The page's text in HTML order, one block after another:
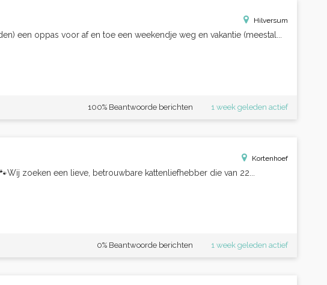
Hilversum
een oppas voor af en toe een weekendje weg en vakantie (meestal...
1 week geleden actief
100% Beantwoorde berichten
Kortenhoef
zoeken een lieve, betrouwbare kattenliefhebber die van 22...
1 week geleden actief
0% Beantwoorde berichten